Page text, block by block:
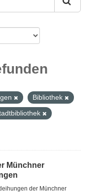
Bibliothek
Münchner
der Münchner